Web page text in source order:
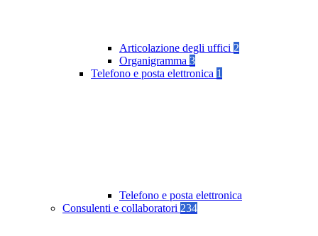
Articolazione degli uffici 2
Organigramma 3
Telefono e posta elettronica 1
Telefono e posta elettronica
Consulenti e collaboratori 234